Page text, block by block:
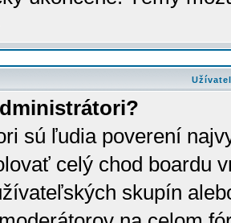
sú ľudia poverení
celý chod boardu
skupín